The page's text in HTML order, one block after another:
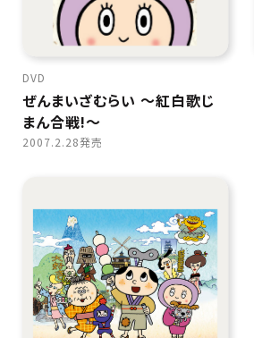
DVD
ぜんまいざむらい 〜紅白歌じ
まん合戦!〜
2007.2.28発売